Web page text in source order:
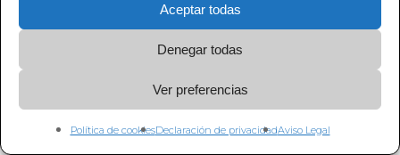
Aceptar todas
Denegar todas
Ver preferencias
Política de cookiesDeclaración de privacidadAviso Legal